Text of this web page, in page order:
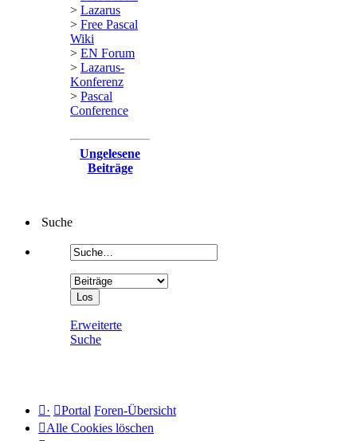
> Lazarus
> Free Pascal
Wiki
> EN Forum
> Lazarus-
Konferenz
> Pascal
Conference
Ungelesene
Beiträge
Suche
Erweiterte
Suche
· Portal Foren-Übersicht
Alle Cookies löschen